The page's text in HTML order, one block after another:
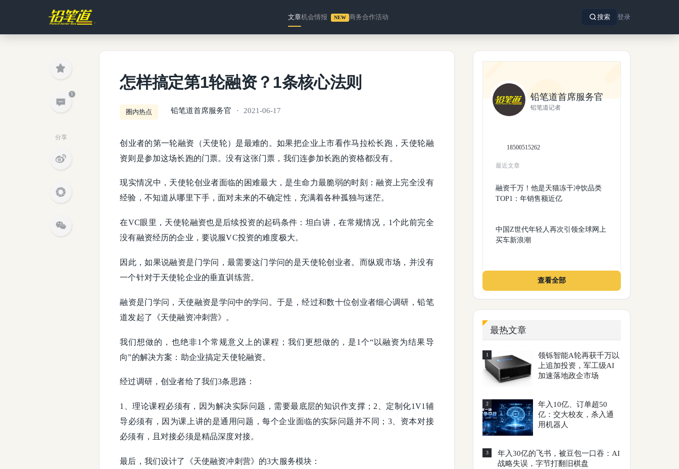
文章机会情报 NEW 商务合作活动 搜索 登录
1
分享
怎样搞定第1轮融资？1条核心法则
圈内热点 铅笔道首席服务官 2021-06-17
创业者的第一轮融资（天使轮）是最难的。如果把企业上市看作马拉松长跑，天使轮融
资则是参加这场长跑的门票。没有这张门票，我们连参加长跑的资格都没有。
现实情况中，天使轮创业者面临的困难最大，是生命力最脆弱的时刻：融资上完全没有
经验，不知道从哪里下手，面对未来的不确定性，充满着各种孤独与迷茫。
在VC眼里，天使轮融资也是后续投资的起码条件：坦白讲，在常规情况，1个此前完全
没有融资经历的企业，要说服VC投资的难度极大。
因此，如果说融资是门学问，最需要这门学问的是天使轮创业者。而纵观市场，并没有
一个针对于天使轮企业的垂直训练营。
融资是门学问，天使融资是学问中的学问。于是，经过和数十位创业者细心调研，铅笔
道发起了《天使融资冲刺营》。
我们想做的，也绝非1个常规意义上的课程；我们更想做的，是1个“以融资为结果导
向”的解决方案：助企业搞定天使轮融资。
经过调研，创业者给了我们3条思路：
1、理论课程必须有，因为解决实际问题，需要最底层的知识作支撑；2、定制化1V1辅
导必须有，因为课上讲的是通用问题，每个企业面临的实际问题并不同；3、资本对接
必须有，且对接必须是精品深度对接。
最后，我们设计了《天使融资冲刺营》的3大服务模块：
铅笔道首席服务官
铅笔道记者
18500515262
最近文章
融资千万！他是天猫冻干冲饮品类
TOP1：年销售额近亿
中国Z世代年轻人再次引领全球网上
买车新浪潮
查看全部
最热文章
1
领铄智能A轮再获千万以
上追加投资，军工级AI
加速落地政企市场
2
年入10亿、订单超50
亿：交大校友，杀入通
用机器人
3
年入30亿的飞书，被豆包一口吞：AI
战略失误，字节打翻旧棋盘